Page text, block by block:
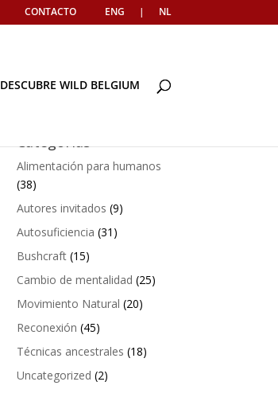
CONTACTO ENG | NL
DESCUBRE WILD BELGIUM
Categorías
Alimentación para humanos
(38)
Autores invitados (9)
Autosuficiencia (31)
Bushcraft (15)
Cambio de mentalidad (25)
Movimiento Natural (20)
Reconexión (45)
Técnicas ancestrales (18)
Uncategorized (2)